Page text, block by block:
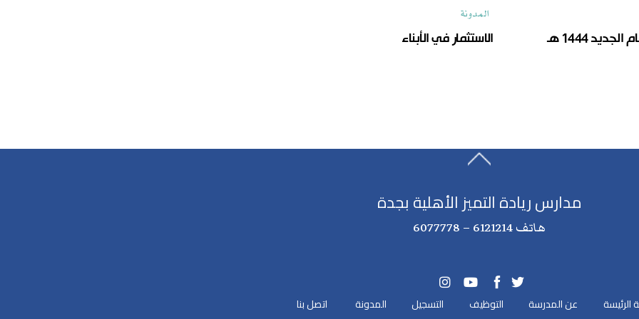
المدونة
الاستثمار في الأبناء 1444 هـ
مدارس ريادة التميز الأهلية بجدة
هاتف 6121214 – 6077778
الرئيسة عن المدرسة التوظيف التسجيل المدونة اتصل بنا